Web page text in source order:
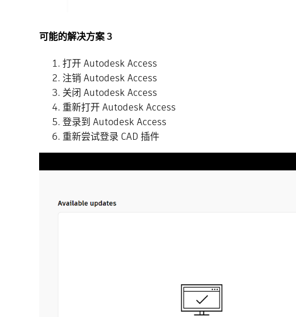
可能的解决方案 3
打开 Autodesk Access
注销 Autodesk Access
关闭 Autodesk Access
重新打开 Autodesk Access
登录到 Autodesk Access
重新尝试登录 CAD 插件